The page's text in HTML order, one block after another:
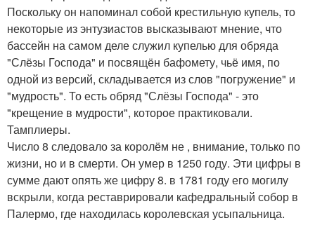
Поскольку он напоминал собой крестильную купель, то
некоторые из энтузиастов высказывают мнение, что
бассейн на самом деле служил купелью для обряда
"Слёзы Господа" и посвящён бафомету, чьё имя, по
одной из версий, складывается из слов "погружение" и
"мудрость". То есть обряд "Слёзы Господа" - это
"крещение в мудрости", которое практиковали.
Тамплиеры.
Число 8 следовало за королём не , внимание, только по
жизни, но и в смерти. Он умер в 1250 году. Эти цифры в
сумме дают опять же цифру 8. в 1781 году его могилу
вскрыли, когда реставрировали кафедральный собор в
Палермо, где находилась королевская усыпальница.